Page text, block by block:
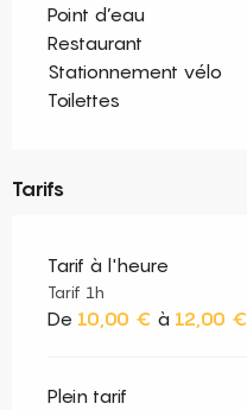
Point d’eau
Restaurant
Stationnement vélo
Toilettes
Tarifs
Tarif à l'heure
Tarif 1h
De 10,00 € à 12,00 €
Plein tarif